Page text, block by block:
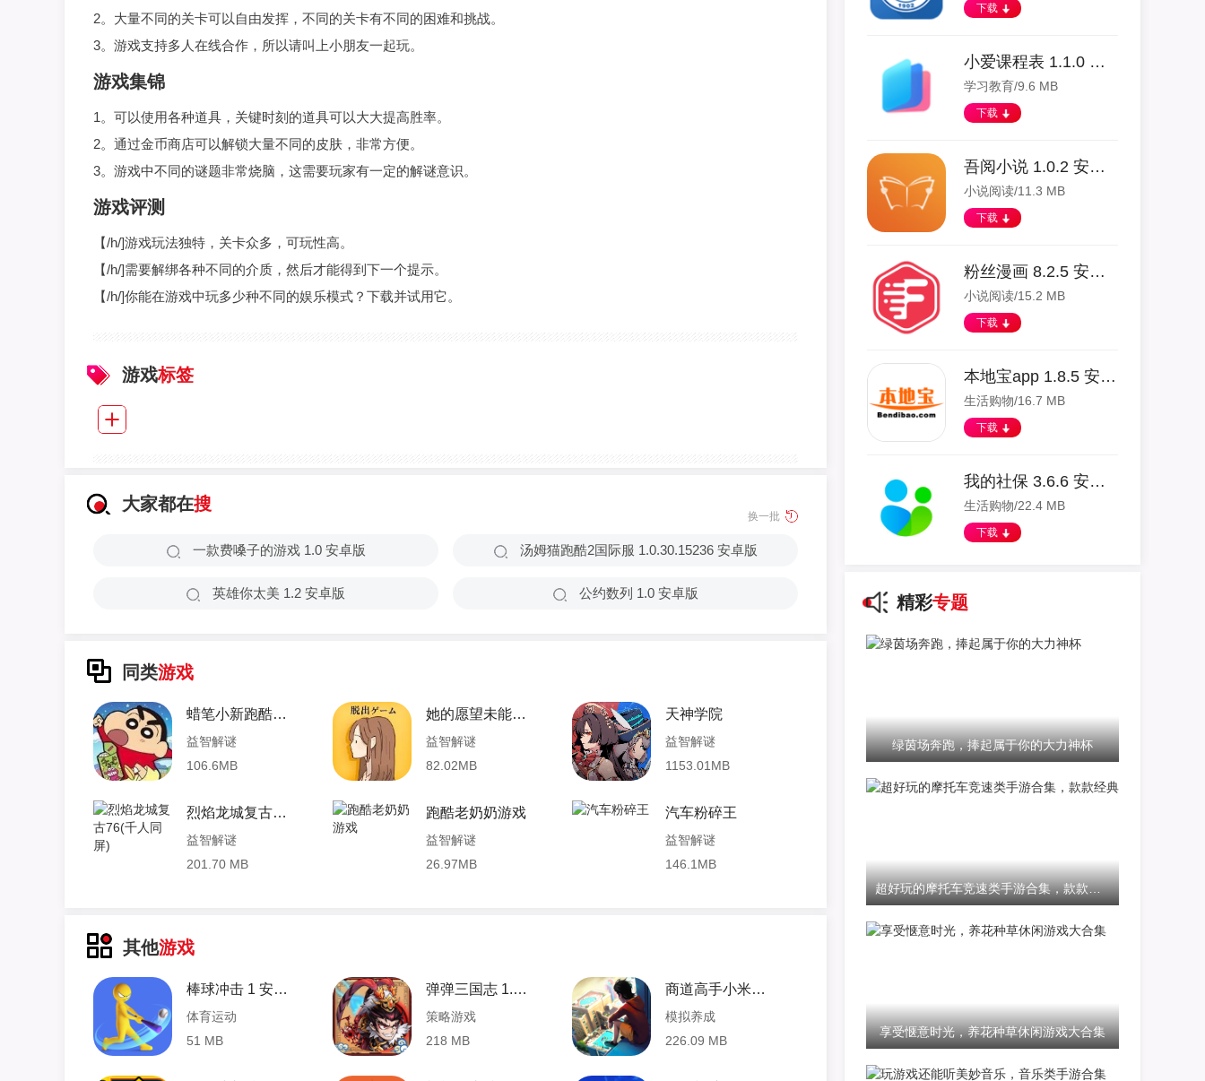
2。大量不同的关卡可以自由发挥，不同的关卡有不同的困难和挑战。
3。游戏支持多人在线合作，所以请叫上小朋友一起玩。
游戏集锦
1。可以使用各种道具，关键时刻的道具可以大大提高胜率。
2。通过金币商店可以解锁大量不同的皮肤，非常方便。
3。游戏中不同的谜题非常烧脑，这需要玩家有一定的解谜意识。
游戏评测
【/h/]游戏玩法独特，关卡众多，可玩性高。
【/h/]需要解绑各种不同的介质，然后才能得到下一个提示。
【/h/]你能在游戏中玩多少种不同的娱乐模式？下载并试用它。
游戏标签
大家都在搜
换一批
一款费嗓子的游戏 1.0 安卓版 汤姆猫跑酷2国际服 1.0.30.15236 安卓版
英雄你太美 1.2 安卓版 公约数‪列 1.0 安卓版
同类游戏
蜡笔小新跑酷手游
益智解谜
106.6MB
她的愿望未能如愿
益智解谜
82.02MB
天神学院
益智解谜
1153.01MB
烈焰龙城复古76(千人同屏)
益智解谜
201.70 MB
跑酷老奶奶游戏
益智解谜
26.97MB
汽车粉碎王
益智解谜
146.1MB
其他游戏
棒球冲击 1 安卓版
体育运动
51 MB
弹弹三国志 1.0.0 安卓版
策略游戏
218 MB
商道高手小米折扣端 3.573 安卓版
模拟养成
226.09 MB
下载
小爱课程表 1.1.0 安卓版
学习教育/9.6 MB
下载
吾阅小说 1.0.2 安卓版
小说阅读/11.3 MB
下载
粉丝漫画 8.2.5 安卓版
小说阅读/15.2 MB
下载
本地宝app 1.8.5 安卓版
生活购物/16.7 MB
下载
我的社保 3.6.6 安卓版
生活购物/22.4 MB
下载
精彩专题
绿茵场奔跑，捧起属于你的大力神杯
超好玩的摩托车竞速类手游合集，款款经典
享受惬意时光，养花种草休闲游戏大合集